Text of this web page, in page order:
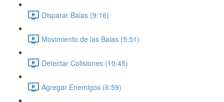
Disparar Balas (9:16)
Movimiento de las Balas (5:51)
Detectar Colisiones (10:45)
Agregar Enemigos (6:59)